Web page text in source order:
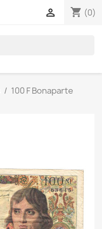
shopping_cart (0)

100 F Bonaparte